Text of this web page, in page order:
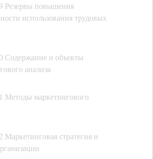
Резервы повышения
использования трудовых
Содержание и объекты
анализа
Методы маркетингового
Маркетинговая стратегия и